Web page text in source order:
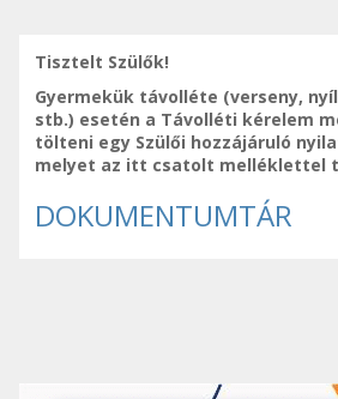
Tisztelt Szülők!
Gyermekük távolléte (verseny,
stb.) esetén a Távolléti kérelem
tölteni egy Szülői hozzájáruló
melyet az itt csatolt melléklettel
DOKUMENTUMTÁR